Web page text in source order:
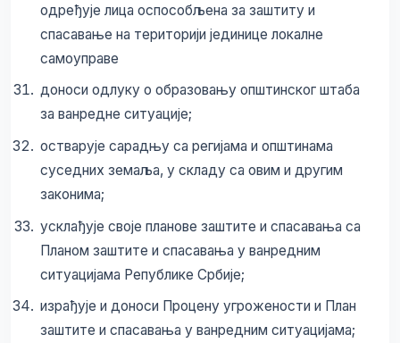
одређује лица оспособљена за заштиту и
спасавање на територији јединице локалне
самоуправе
доноси одлуку о образовању општинског штаба
за ванредне ситуације;
остварује сарадњу са регијама и општинама
суседних земаља, у складу са овим и другим
законима;
усклађује своје планове заштите и спасавања са
Планом заштите и спасавања у ванредним
ситуацијама Републике Србије;
израђује и доноси Процену угрожености и План
заштите и спасавања у ванредним ситуацијама;